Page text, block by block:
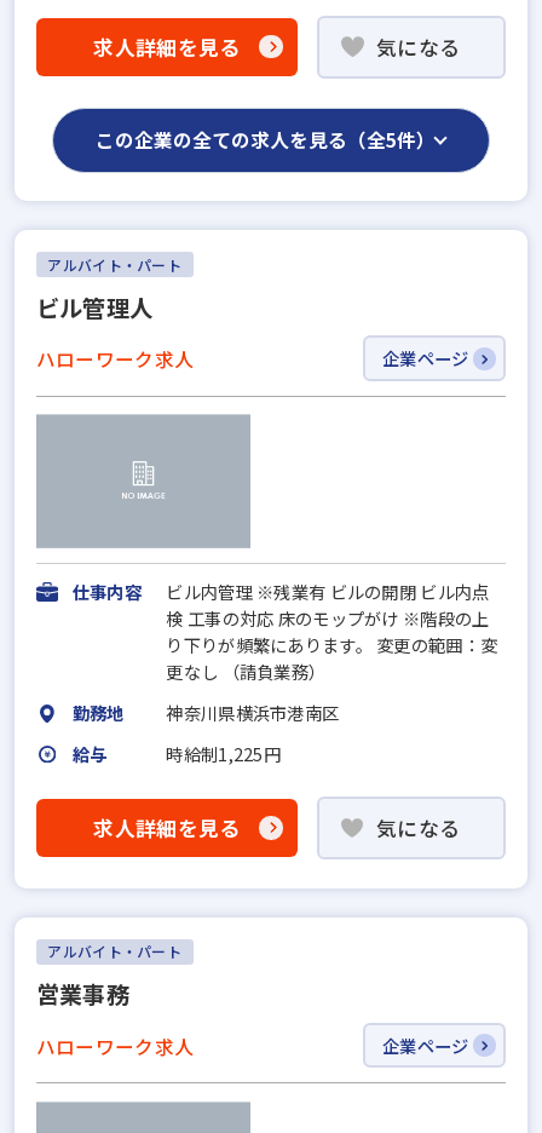
求人詳細を見る 気になる
この企業の全ての求人を見る（全5件）
アルバイト・パート
ビル管理人
ハローワーク求人 企業ページ
仕事内容
ビル内管理 ※残業有 ビルの開閉 ビル内点
検 工事の対応 床のモップがけ ※階段の上
り下りが頻繁にあります。 変更の範囲：変
更なし （請負業務）
勤務地
神奈川県横浜市港南区
給与
時給制1,225円
求人詳細を見る 気になる
アルバイト・パート
営業事務
ハローワーク求人 企業ページ